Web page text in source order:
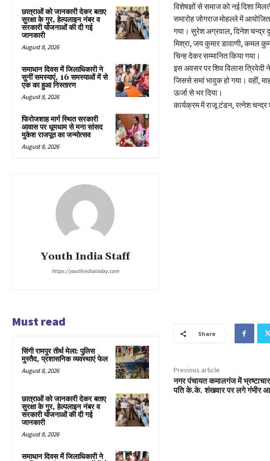
छात्राओं को जानकारी देकर बताए
सुरक्षा के गुर, हेल्पलाइन नंबर व
सरकारी योजनाओं की दी गई
जानकारी
August 8, 2026
समाधान दिवस में जिलाधिकारी ने
सुनीं समस्याएं, 16 समस्याओं में से
एक का हुआ निस्तारण
August 8, 2026
फिरोजशाह मार्ग स्थित सरकारी
आवास पर धूमधाम से मना सांसद
मुकेश राजपूत का जन्मोत्सव
August 8, 2026
Youth India Staff
https://youthindiatoday.com
विशेषज्ञों से समाज को नई दिशा
समारोह जोगराज मोहल्ले में
गया। सुरेश अग्रवाल, दिनेश चन्द्र
मिश्रा, जय कुमार डावाणी, कमल
चिन्ह देकर सम्मानित किया गया।
इस अवसर पर शिव विलास त्रिवेदी
जिससे समां भावुक हो गया। वहीं,
ऊर्जा से भर दिया।
कार्यक्रम में राजू टंडन, रत्नेश
Must read
सिंगी रामपुर तीर्थ मेला: पुलिस
मुस्तैद, प्रशासनिक व्यवस्थाएं फेल
August 8, 2026
छात्राओं को जानकारी देकर बताए
सुरक्षा के गुर, हेल्पलाइन नंबर व
सरकारी योजनाओं की दी गई
जानकारी
August 8, 2026
समाधान दिवस में जिलाधिकारी ने
Share
Previous article
नगर पंचायत कमालगंज में
पति के.के. शंखवार पर लगे गंभीर